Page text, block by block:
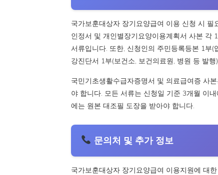
국가보훈대상자 장기요양급여 이용 신청 시
인정서 및 개인별장기요양이용계획서 사본 각
서류입니다. 또한, 신청인의 주민등록등본 1부
강진단서 1부(보건소, 보건의료원, 병원 등 발행
국민기초생활수급자증명서 및 의료급여증 사
야 합니다. 모든 서류는 신청일 기준 3개월 이
에는 원본 대조필 도장을 받아야 합니다.
문의처 및 추가 정보
국가보훈대상자 장기요양급여 이용지원에 대